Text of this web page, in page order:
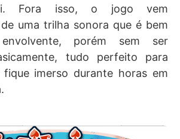
Fora isso, o jogo vem
uma trilha sonora que é bem
porém sem ser
tudo perfeito para
imerso durante horas em